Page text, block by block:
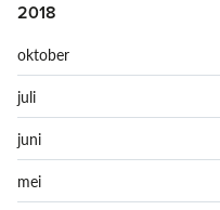
2018
oktober
juli
juni
mei